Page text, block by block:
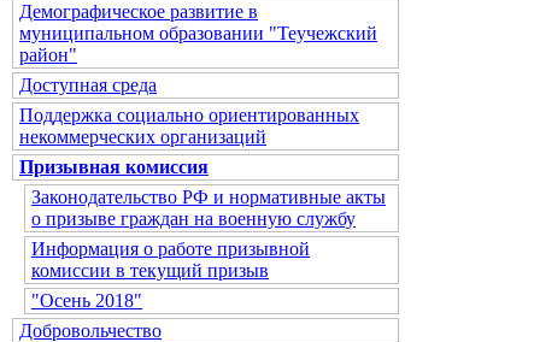
Демографическое развитие в
муниципальном образовании "Теучежский
район"
Доступная среда
Поддержка социально ориентированных
некоммерческих организаций
Призывная комиссия
Законодательство РФ и нормативные акты
о призыве граждан на военную службу
Информация о работе призывной
комиссии в текущий призыв
"Осень 2018"
Добровольчество